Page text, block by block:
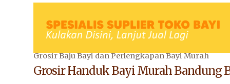
Grosir Baju Bayi dan Perlengkapan Bayi Murah
Grosir Handuk Bayi Murah Bandung